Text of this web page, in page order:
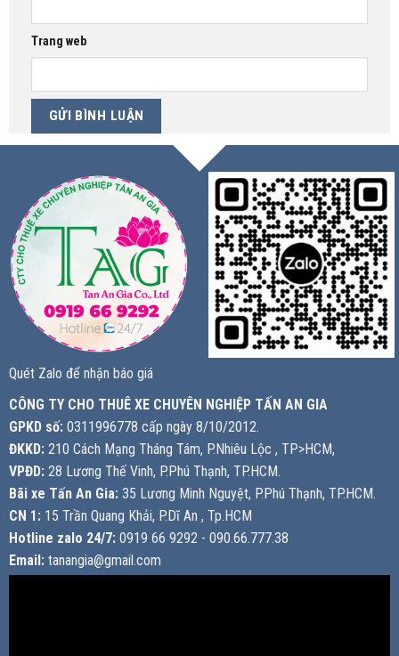
Trang web
Quét Zalo để nhận báo giá
CÔNG TY CHO THUÊ XE CHUYÊN NGHIỆP TẤN AN GIA
GPKD số: 0311996778 cấp ngày 8/10/2012.
ĐKKD: 210 Cách Mạng Tháng Tám, P.Nhiêu Lộc , TP>HCM,
VPĐD: 28 Lương Thế Vinh, P.Phú Thạnh, TP.HCM.
Bãi xe Tấn An Gia: 35 Lương Minh Nguyệt, P.Phú Thạnh, TP.HCM.
CN 1: 15 Trần Quang Khải, P.Dĩ An , Tp.HCM
Hotline zalo 24/7: 0919 66 9292 - 090.66.777.38
Email: tanangia@gmail.com